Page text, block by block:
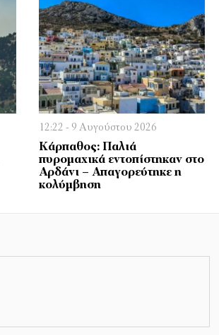
12:22 - 9 Αυγούστου 2026
Κάρπαθος: Παλιά
πυρομαχικά εντοπίστηκαν στο
Αρδάνι – Απαγορεύτηκε η
κολύμβηση